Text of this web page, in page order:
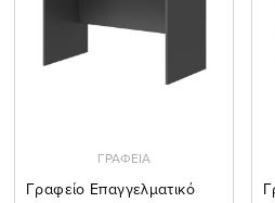
ΓΡΑΦΕΙΑ
Γραφείο Επαγγελματικό